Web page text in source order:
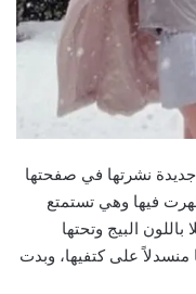
جديدة نشرتها في صفحتها
فيها وهي تستمتع
باللون البيج وتحتها
على كتفيها، وبدت